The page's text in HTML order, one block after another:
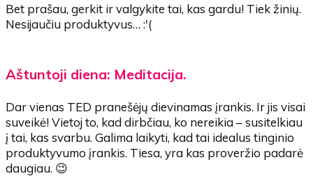
Bet prašau, gerkit ir valgykite tai, kas gardu! Tiek žinių.
Nesijaučiu produktyvus… :'(
Aštuntoji diena: Meditacija.
Dar vienas TED pranešėjų dievinamas įrankis. Ir jis visai
suveikė! Vietoj to, kad dirbčiau, ko nereikia – susitelkiau
į tai, kas svarbu. Galima laikyti, kad tai idealus tinginio
produktyvumo įrankis. Tiesa, yra kas proveržio padarė
daugiau. 😉